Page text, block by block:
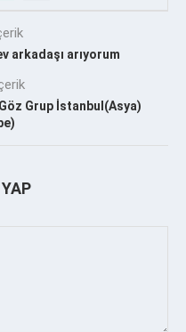
arkadaşı arıyorum
Grup İstanbul(Asya)